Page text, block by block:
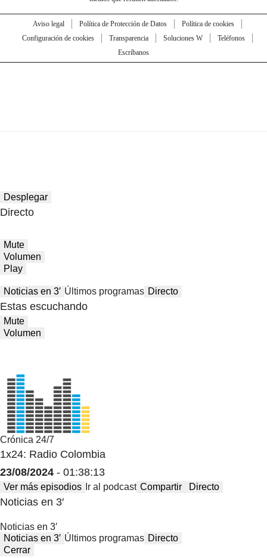
Aviso legal Política de Protección de Datos
Política de cookies
Configuración de cookies
Transparencia Soluciones W
Teléfonos
Escríbanos
Desplegar
Directo
Mute
Volumen
Play
Noticias en 3′ Últimos programas Directo
Estas escuchando
Mute
Volumen
Crónica 24/7
1x24: Radio Colombia
23/08/2024 - 01:38:13
Ver más episodios Ir al podcast Compartir Directo
Noticias en 3′
Noticias en 3′
Noticias en 3′ Últimos programas Directo
Cerrar